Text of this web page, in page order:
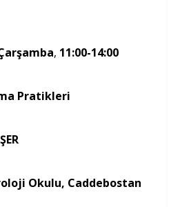
, 11:00-14:00
Pratikleri
Okulu, Caddebostan